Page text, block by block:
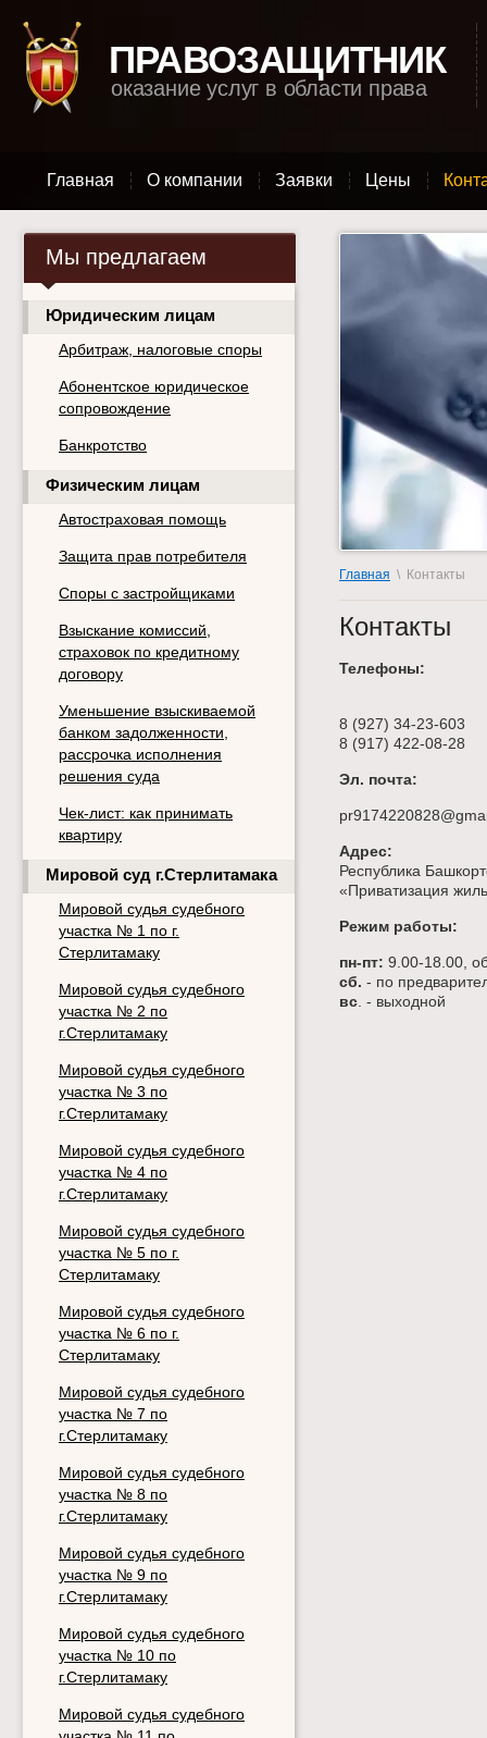
ПРАВОЗАЩИТНИК
оказание услуг в области права
Главная О компании Заявки Цены
Мы предлагаем
Юридическим лицам
Арбитраж, налоговые споры
Абонентское юридическое
сопровождение
Банкротство
Физическим лицам
Автостраховая помощь
Защита прав потребителя
Споры с застройщиками
Взыскание комиссий,
страховок по кредитному
договору
Уменьшение взыскиваемой
банком задолженности,
рассрочка исполнения
решения суда
Чек-лист: как принимать
квартиру
Мировой суд г.Стерлитамака
Мировой судья судебного
участка № 1 по г.
Стерлитамаку
Мировой судья судебного
участка № 2 по
г.Стерлитамаку
Мировой судья судебного
участка № 3 по
г.Стерлитамаку
Мировой судья судебного
участка № 4 по
г.Стерлитамаку
Мировой судья судебного
участка № 5 по г.
Стерлитамаку
Мировой судья судебного
участка № 6 по г.
Стерлитамаку
Мировой судья судебного
участка № 7 по
г.Стерлитамаку
Мировой судья судебного
участка № 8 по
г.Стерлитамаку
Мировой судья судебного
участка № 9 по
г.Стерлитамаку
Мировой судья судебного
участка № 10 по
г.Стерлитамаку
Мировой судья судебного
Главная \ Контакты
Контакты
Телефоны:
8 (927) 34-23-603
8 (917) 422-08-28
Эл. почта:
Адрес:
Республика
«Приватизация
Режим работы:
пн-пт: 9.00-18.00,
сб. - по
вс . - выходной